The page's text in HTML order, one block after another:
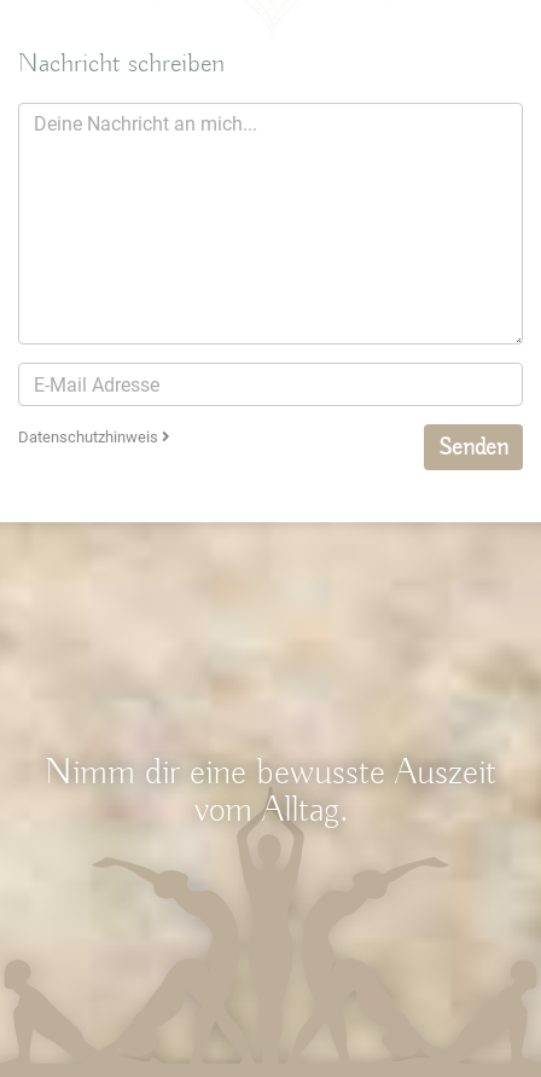
Nachricht schreiben
Datenschutzhinweis Senden
Nimm dir eine bewusste Auszeit
vom Alltag.